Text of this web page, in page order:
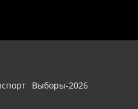
Выборы-2026